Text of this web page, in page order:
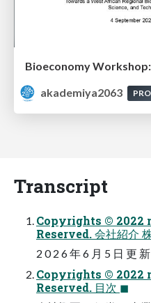
akademiya2063
PRO
Transcript
Copyrights © 2022
Reserved. 会社紹介
2 0 2 6 年 6 月 5 日 更 新
Copyrights © 2022
Reserved. 目次 ◼